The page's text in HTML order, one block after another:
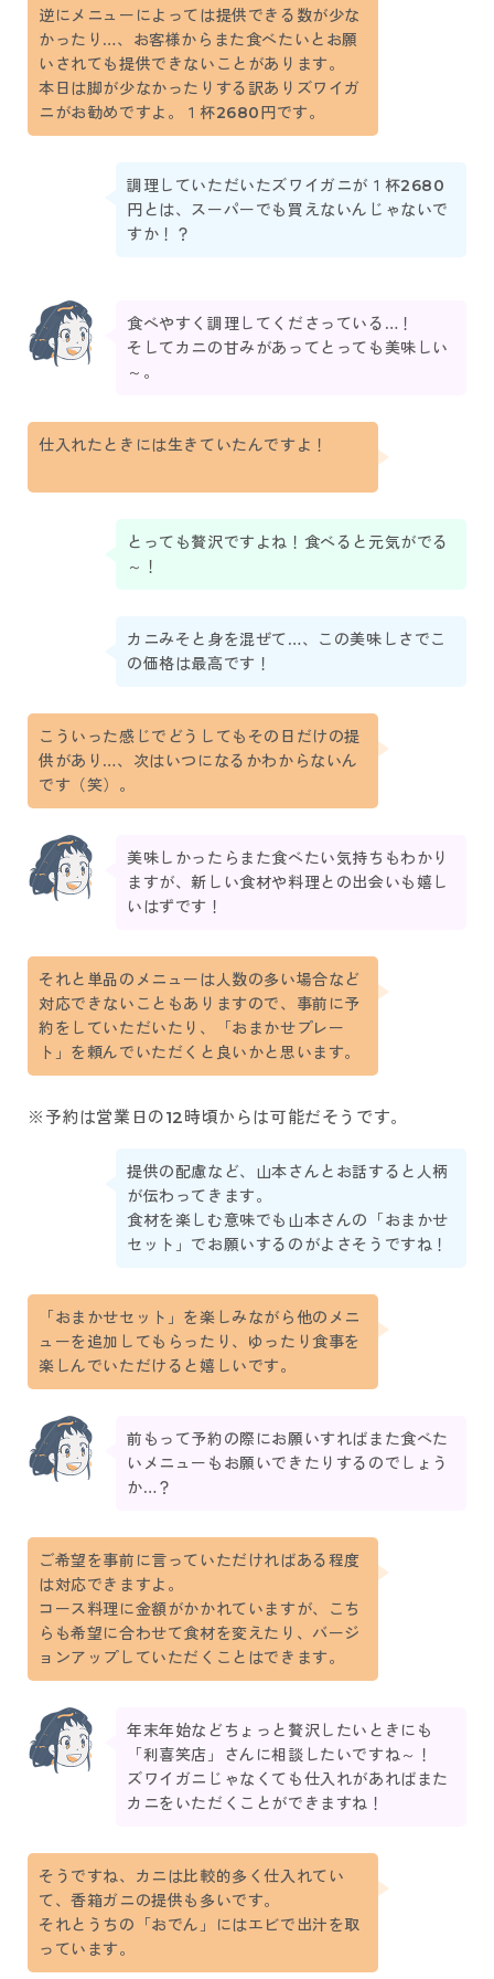
逆にメニューによっては提供できる数が少な
かったり…、お客様からまた食べたいとお願
いされても提供できないことがあります。
本日は脚が少なかったりする訳ありズワイガ
ニがお勧めですよ。１杯2680円です。
調理していただいたズワイガニが１杯2680
円とは、スーパーでも買えないんじゃないで
すか！？
食べやすく調理してくださっている…！
そしてカニの甘みがあってとっても美味しい
～。
仕入れたときには生きていたんですよ！
とっても贅沢ですよね！食べると元気がでる
～！
カニみそと身を混ぜて…、この美味しさでこ
の価格は最高です！
こういった感じでどうしてもその日だけの提
供があり…、次はいつになるかわからないん
です（笑）。
美味しかったらまた食べたい気持ちもわかり
ますが、新しい食材や料理との出会いも嬉し
いはずです！
それと単品のメニューは人数の多い場合など
対応できないこともありますので、事前に予
約をしていただいたり、「おまかせプレー
ト」を頼んでいただくと良いかと思います。
※予約は営業日の12時頃からは可能だそうです。
提供の配慮など、山本さんとお話すると人柄
が伝わってきます。
食材を楽しむ意味でも山本さんの「おまかせ
セット」でお願いするのがよさそうですね！
「おまかせセット」を楽しみながら他のメニ
ューを追加してもらったり、ゆったり食事を
楽しんでいただけると嬉しいです。
前もって予約の際にお願いすればまた食べた
いメニューもお願いできたりするのでしょう
か…？
ご希望を事前に言っていただければある程度
は対応できますよ。
コース料理に金額がかかれていますが、こち
らも希望に合わせて食材を変えたり、バージ
ョンアップしていただくことはできます。
年末年始などちょっと贅沢したいときにも
「利喜笑店」さんに相談したいですね～！
ズワイガニじゃなくても仕入れがあればまた
カニをいただくことができますね！
そうですね、カニは比較的多く仕入れてい
て、香箱ガニの提供も多いです。
それとうちの「おでん」にはエビで出汁を取
っています。